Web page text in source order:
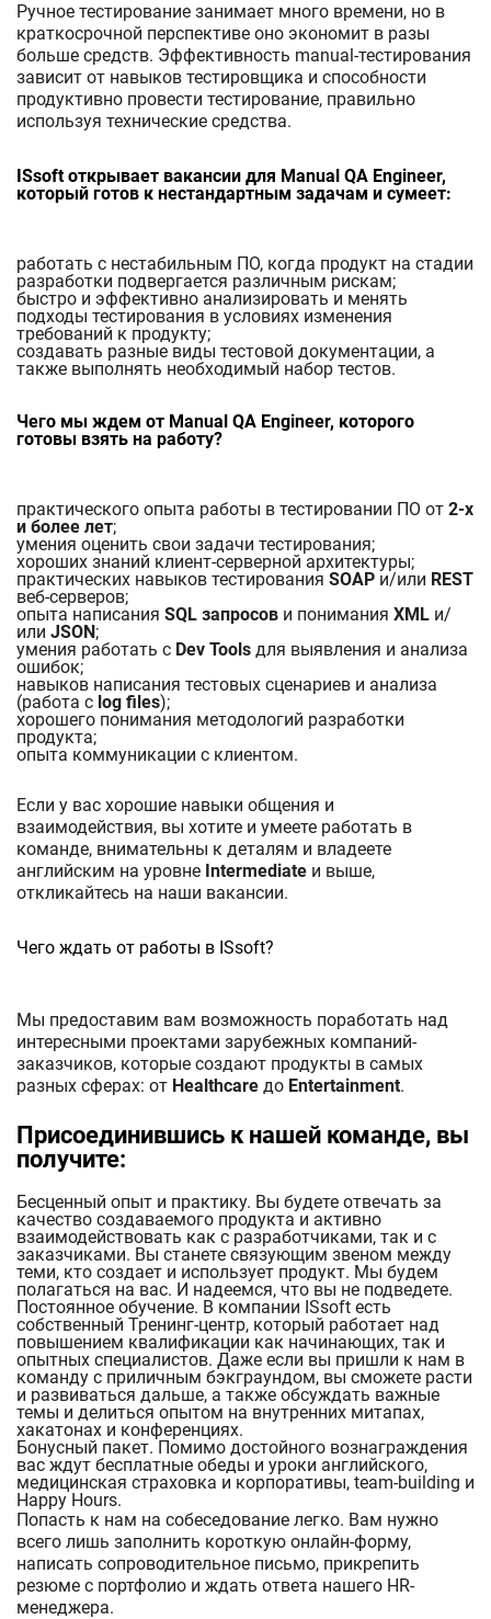
Ручное тестирование занимает много времени, но в
краткосрочной перспективе оно экономит в разы
больше средств. Эффективность manual-тестирования
зависит от навыков тестировщика и способности
продуктивно провести тестирование, правильно
используя технические средства.
ISsoft открывает вакансии для Manual QA Engineer,
который готов к нестандартным задачам и сумеет:
работать с нестабильным ПО, когда продукт на стадии
разработки подвергается различным рискам;
быстро и эффективно анализировать и менять
подходы тестирования в условиях изменения
требований к продукту;
создавать разные виды тестовой документации, а
также выполнять необходимый набор тестов.
Чего мы ждем от Manual QA Engineer, которого
готовы взять на работу?
практического опыта работы в тестировании ПО от 2-х
и более лет;
умения оценить свои задачи тестирования;
хороших знаний клиент-серверной архитектуры;
практических навыков тестирования SOAP и/или REST
веб-серверов;
опыта написания SQL запросов и понимания XML и/
или JSON;
умения работать с Dev Tools для выявления и анализа
ошибок;
навыков написания тестовых сценариев и анализа
(работа с log files);
хорошего понимания методологий разработки
продукта;
опыта коммуникации с клиентом.
Если у вас хорошие навыки общения и
взаимодействия, вы хотите и умеете работать в
команде, внимательны к деталям и владеете
английским на уровне Intermediate и выше,
откликайтесь на наши вакансии.
Чего ждать от работы в ISsoft?
Мы предоставим вам возможность поработать над
интересными проектами зарубежных компаний-
заказчиков, которые создают продукты в самых
разных сферах: от Healthcare до Entertainment.
Присоединившись к нашей команде, вы
получите:
Бесценный опыт и практику. Вы будете отвечать за
качество создаваемого продукта и активно
взаимодействовать как с разработчиками, так и с
заказчиками. Вы станете связующим звеном между
теми, кто создает и использует продукт. Мы будем
полагаться на вас. И надеемся, что вы не подведете.
Постоянное обучение. В компании ISsoft есть
собственный Тренинг-центр, который работает над
повышением квалификации как начинающих, так и
опытных специалистов. Даже если вы пришли к нам в
команду с приличным бэкграундом, вы сможете расти
и развиваться дальше, а также обсуждать важные
темы и делиться опытом на внутренних митапах,
хакатонах и конференциях.
Бонусный пакет. Помимо достойного вознаграждения
вас ждут бесплатные обеды и уроки английского,
медицинская страховка и корпоративы, team-building и
Happy Hours.
Попасть к нам на собеседование легко. Вам нужно
всего лишь заполнить короткую онлайн-форму,
написать сопроводительное письмо, прикрепить
резюме с портфолио и ждать ответа нашего HR-
менеджера.